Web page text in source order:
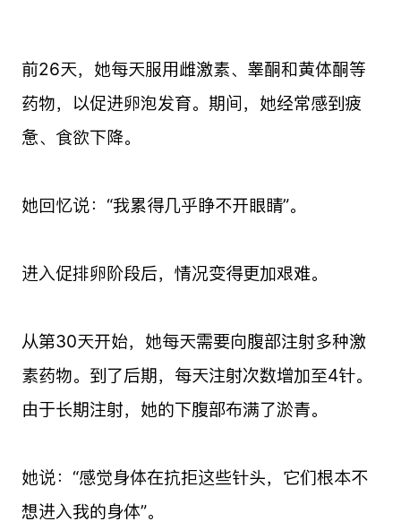
前26天，她每天服用雌激素、睾酮和黄体酮等
药物，以促进卵泡发育。期间，她经常感到疲
惫、食欲下降。
她回忆说：“我累得几乎睁不开眼睛”。
进入促排卵阶段后，情况变得更加艰难。
从第30天开始，她每天需要向腹部注射多种激
素药物。到了后期，每天注射次数增加至4针。
由于长期注射，她的下腹部布满了淤青。
她说：“感觉身体在抗拒这些针头，它们根本不
想进入我的身体”。